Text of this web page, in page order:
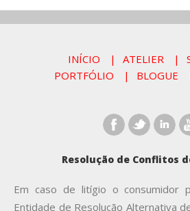
INÍCIO ATELIER
PORTFÓLIO
BLOGUE
Resolução de Conflitos
Em caso de litígio o consumidor
Entidade de Resolução Alternativa